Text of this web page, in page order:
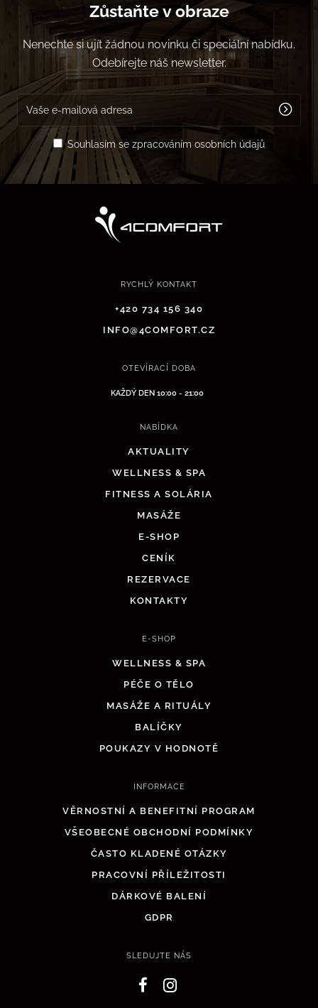
Zůstaňte v obraze
Nenechte si ujít žádnou novinku či speciální nabídku.
Odebírejte náš newsletter.
Souhlasím se zpracováním osobních údajů
RYCHLÝ KONTAKT
+420 734 156 340
INFO@4COMFORT.CZ
OTEVÍRACÍ DOBA
KAŽDÝ DEN 10:00 - 21:00
NABÍDKA
AKTUALITY
WELLNESS & SPA
FITNESS A SOLÁRIA
MASÁŽE
E-SHOP
CENÍK
REZERVACE
KONTAKTY
E-SHOP
WELLNESS & SPA
PÉČE O TĚLO
MASÁŽE A RITUÁLY
BALÍČKY
POUKAZY V HODNOTĚ
INFORMACE
VĚRNOSTNÍ A BENEFITNÍ PROGRAM
VŠEOBECNÉ OBCHODNÍ PODMÍNKY
ČASTO KLADENÉ OTÁZKY
PRACOVNÍ PŘÍLEŽITOSTI
DÁRKOVÉ BALENÍ
GDPR
SLEDUJTE NÁS